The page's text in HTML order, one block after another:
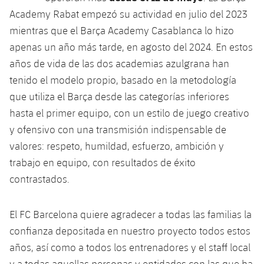
plusicon
Instalaciones
Spotify Camp Nou
Palau Blaugrana
Estadi Johan Cruyff
Ciutat Esportiva
La Masia
plusicon
más
Servicios
plusicon
más
SUB13
SUB12
SUB11 A
SUB11 B
SUB10 A
SUB10 B
SUB9 B
SUB13 B
SUB11 C
Entradas
Gameday Shows
Resultados
Clasificación
Jugadores
Fotos
Historia
Palmarés
Base
Barça Atlètic
Junior
Cadete A
Infantil A
Infantil B
Mini
Campus Verano
PLUSICON
MÁS
Primer Equipo
Actualidad
Calendario
Entradas
Resultados
Clasificaciones
Jugadores
Barça Atlètic
Actualidad
Calendario
Clasificaciones
Jugadores
Base
Actualidad
Cadete B
PLUSICON
MÁS
Actualidad
Calendario
Barça Atlètic
plusicon
más
Actualidad
Academy Rabat empezó su actividad en julio del 2023
mientras que el Barça Academy Casablanca lo hizo
apenas un año más tarde, en agosto del 2024. En estos
años de vida de las dos academias azulgrana han
tenido el modelo propio, basado en la metodología
que utiliza el Barça desde las categorías inferiores
hasta el primer equipo, con un estilo de juego creativo
y ofensivo con una transmisión indispensable de
valores: respeto, humildad, esfuerzo, ambición y
trabajo en equipo, con resultados de éxito
contrastados.
El FC Barcelona quiere agradecer a todas las familias la
confianza depositada en nuestro proyecto todos estos
años, así como a todos los entrenadores y el staff local